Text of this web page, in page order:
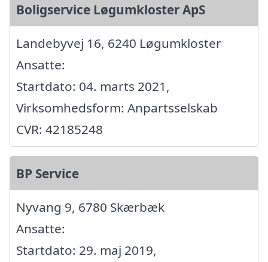
Boligservice Løgumkloster ApS
Landebyvej 16, 6240 Løgumkloster
Ansatte:
Startdato: 04. marts 2021,
Virksomhedsform: Anpartsselskab
CVR: 42185248
BP Service
Nyvang 9, 6780 Skærbæk
Ansatte:
Startdato: 29. maj 2019,